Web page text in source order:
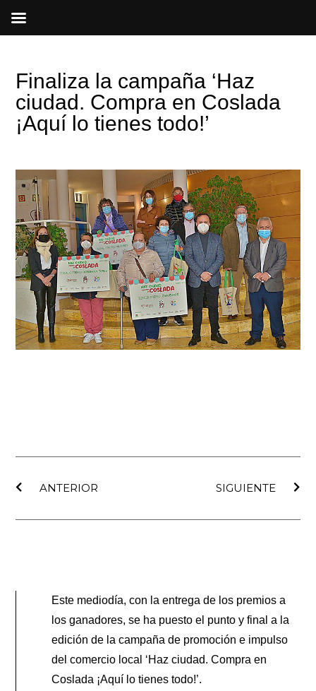
Finaliza la campaña ‘Haz
ciudad. Compra en Coslada
¡Aquí lo tienes todo!’
ANTERIOR
SIGUIENTE
Este mediodía, con la entrega de los premios a
los ganadores, se ha puesto el punto y final a la
edición de la campaña de promoción e impulso
del comercio local ‘Haz ciudad. Compra en
Coslada ¡Aquí lo tienes todo!’.